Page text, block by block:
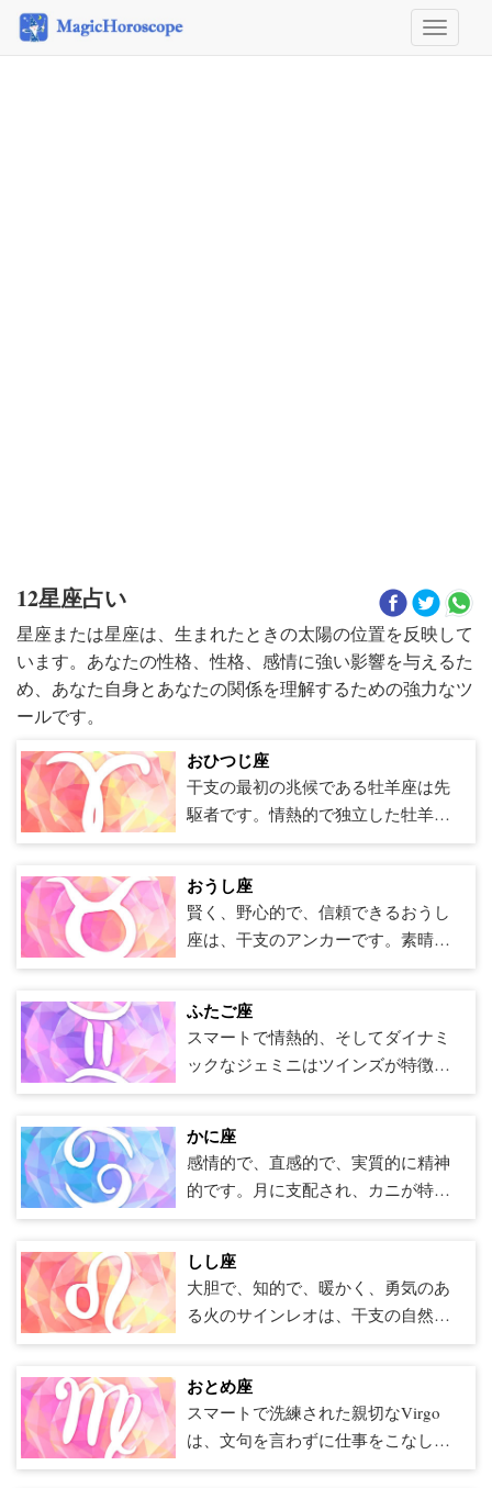
&
12星座占い
星座または星座は、生まれたときの太陽の位置を反映して
います。あなたの性格、性格、感情に強い影響を与えるた
め、あなた自身とあなたの関係を理解するための強力なツ
ールです。
おひつじ座
干支の最初の兆候である牡羊座は先
駆者です。情熱的で独立した牡羊座
は、他の人がやっているのでは決し
仕事に100％専念する必要がありま
す。牡羊座をやる気にさせる最良の
方法は、何かをコンテストに変える
るすべてのものを勝ちに入れます。
忠実で、賢く、衝動的で、彼らは常
に頭の中に複数のプロジェクトを持
っており、仕事、社会生活、そして
生活と正確に一致するまで満足しま
せん。磁気牡羊座に惹かれる人は、
追いつくのに苦労するかもしれませ
んが、可能であれば、彼らには一生
の友達がいます。 牡羊座は常に彼ら
が何を考えているかを教えてくれま
す。率直さは時折無礼に接するかも
われる場合、それは牡羊座が何より
も正直さを大切にしているからで
す。 牡羊座にも短いヒューズがある
かもしれません。その燃えるような
おうし座
賢く、野心的で、信頼できるおうし
座は、干支のアンカーです。素晴ら
しい友人、同僚、パートナーである
切にしており、彼らの個人的な関係
はドラマのない傾向があることを誇
りに思っています。 おうし座は頑固
はいつも彼らのやり方で立ち往生し
ているわけではありません。おうし
座は別の見方を喜んで見ています
ん。彼らは本当に心の変化がある場
合にのみ彼らの考えを変えるでしょ
う。 おうし座は干支で最も勤勉な兆
候の1つとしての担当者であり、おう
し座はそれらの袖をまくり上げて仕
事に取り掛かることを恐れることは
なく、仕事を成し遂げるために夜通
ふたご座
スマートで情熱的、そしてダイナミ
ックなジェミニはツインズが特徴
で、世界に向けて表示できる2つの異
す。専門家のコミュニケーターであ
るジェミニは、ゾディアックのカメ
レオンであり、彼らが知覚する雰囲
なグループに溶け込むことに長けて
います。彼らは表面の特徴を示すこ
とにも優れていますが、ジェミニは
知的な兆候の1つです。 エネルギッシ
ュで機知に富んだジェミニは、過去
に立ち往生することはなく、何があ
ったのかについて反芻します。代わ
かに座
感情的で、直感的で、実質的に精神
的です。月に支配され、カニが特徴
のカニは、その水深で多くのことが
いではとげだらけでスタンドオフに
見えるかもしれません。誰かと友達
になることを決心すると、その人に
カニは、ある時点で超能力者と呼ば
れてきましたが、正当な理由があり
ます。カニは、誰かが実際に話す前
しし座
大胆で、知的で、暖かく、勇気のあ
る火のサインレオは、干支の自然な
リーダーであり、道を切り開き、不
名前を作る準備ができています。高
い自尊心に恵まれたライオンズは、
羨ましい特性を持っていることを知
おとめ座
スマートで洗練された親切なVirgo
は、文句を言わずに仕事をこなしま
す。乙女座は素晴らしい友達であ